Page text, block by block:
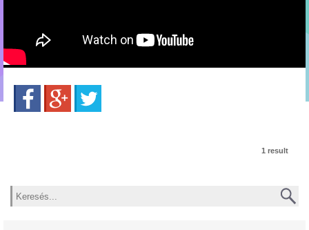
FacebookGoogle+
1 result
Keresés